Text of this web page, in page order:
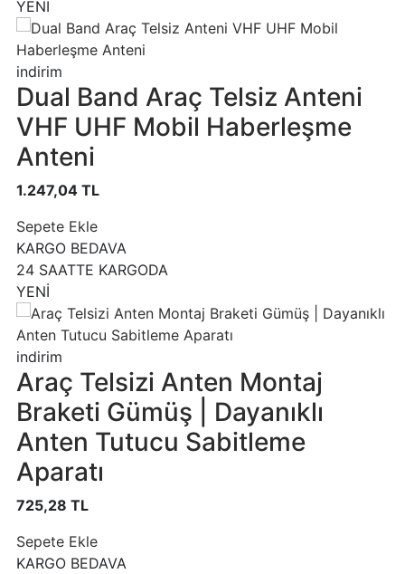
YENİ
indirim
Dual Band Araç Telsiz Anteni
VHF UHF Mobil Haberleşme
Anteni
1.247,04 TL
Sepete Ekle
KARGO BEDAVA
24 SAATTE KARGODA
YENİ
indirim
Araç Telsizi Anten Montaj
Braketi Gümüş | Dayanıklı
Anten Tutucu Sabitleme
Aparatı
725,28 TL
Sepete Ekle
KARGO BEDAVA